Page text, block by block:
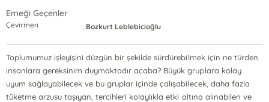
Emeği Geçenler
Çevirmen : Bozkurt Leblebicioğlu
Toplumumuz işleyişini düzgün bir şekilde sürdürebilmek için ne türden
insanlara gereksinim duymaktadır acaba? Büyük gruplara kolay
uyum sağlayabilecek ve bu gruplar içinde çalışabilecek, daha fazla
tüketme arzusu taşıyan, tercihleri kolaylıkla etki altına alınabilen ve